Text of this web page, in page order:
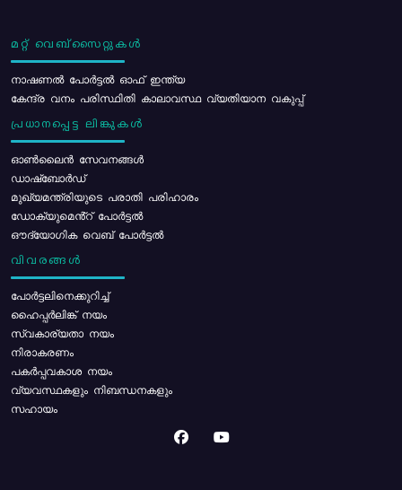
മറ്റ് വെബ്സൈറ്റുകൾ
നാഷണൽ പോർട്ടൽ ഓഫ് ഇന്ത്യ
കേന്ദ്ര വനം പരിസ്ഥിതി കാലാവസ്ഥ വ്യതിയാന വകുപ്പ്
പ്രധാനപ്പെട്ട ലിങ്കുകൾ
ഓൺലൈൻ സേവനങ്ങൾ
ഡാഷ്ബോർഡ്
മുഖ്യമന്ത്രിയുടെ പരാതി പരിഹാരം
ഡോക്യുമെൻ്റ് പോർട്ടൽ
ഔദ്യോഗിക വെബ് പോർട്ടൽ
വിവരങ്ങൾ
പോര്‍ട്ടലിനെക്കുറിച്ച്
ഹൈപ്പർലിങ്ക് നയം
സ്വകാര്യതാ നയം
നിരാകരണം
പകർപ്പവകാശ നയം
വ്യവസ്ഥകളും നിബന്ധനകളും
സഹായം